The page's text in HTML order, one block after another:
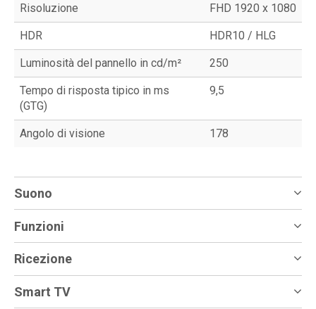
Risoluzione FHD 1920 x 1080
HDR HDR10 / HLG
Luminosità del pannello in cd/m² 250
Tempo di risposta tipico in ms
(GTG)
9,5
Angolo di visione 178
Suono
Funzioni
Ricezione
Smart TV